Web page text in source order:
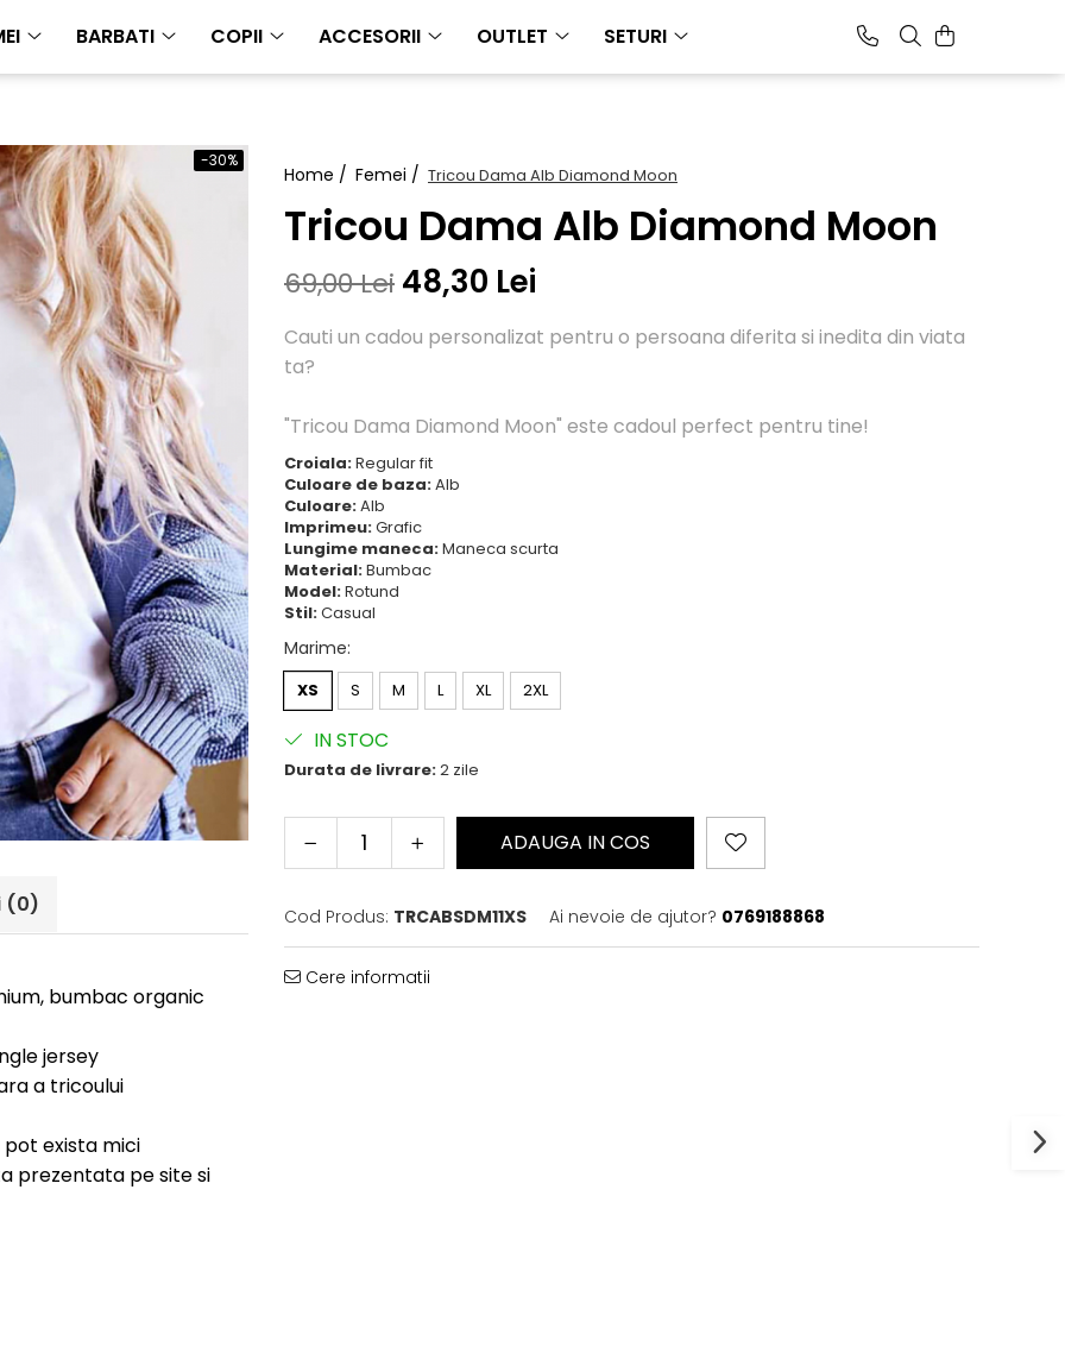
BARBATI COPII ACCESORII OUTLET SETURI
Home / Femei / Tricou Dama Alb Diamond Moon
Tricou Dama Alb Diamond Moon
-30%
69,00 Lei 48,30 Lei
Cauti un cadou personalizat pentru o persoana diferita si inedita din viata
ta?
"Tricou Dama Diamond Moon" este cadoul perfect pentru tine!
Croiala:Regular fit
Culoare de baza:Alb
Culoare:Alb
Imprimeu:Grafic
Lungime maneca:Maneca scurta
Material:Bumbac
Model:Rotund
Stil:Casual
Marime:
XS S M L XL 2XL
IN STOC
Durata de livrare:2 zile
ADAUGA IN COS
Cod Produs: TRCABSDM11XS Ai nevoie de ajutor? 0769188868
Cere informatii
(0)
bumbac organic
jersey
a tricoului
exista mici
prezentata pe site si